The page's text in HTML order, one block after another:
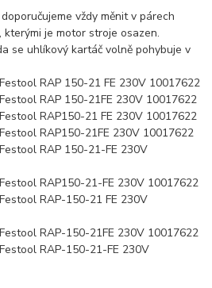
vždy měnit v párech
je motor stroje osazen.
se uhlíkový kartáč volně pohybuje v
RAP 150-21 FE 230V 10017622
RAP 150-21FE 230V 10017622
RAP150-21 FE 230V 10017622
RAP150-21FE 230V 10017622
RAP 150-21-FE 230V
RAP150-21-FE 230V 10017622
RAP-150-21 FE 230V
RAP-150-21FE 230V 10017622
RAP-150-21-FE 230V